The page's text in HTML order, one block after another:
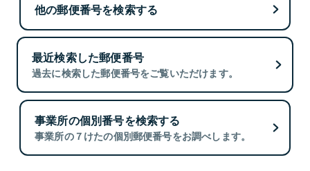
他の郵便番号を検索する
最近検索した郵便番号
過去に検索した郵便番号をご覧いただけます。
事業所の個別番号を検索する
事業所の７けたの個別郵便番号をお調べします。